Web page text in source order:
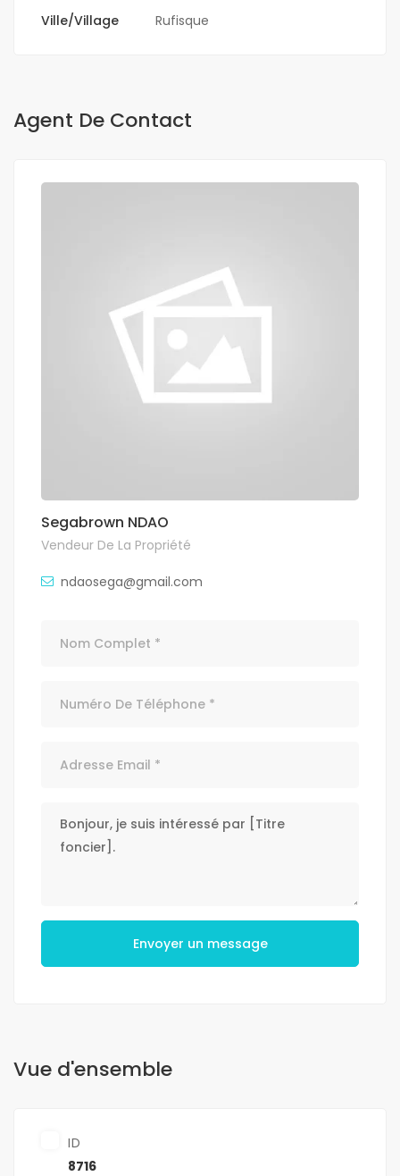
Ville/Village
Rufisque
Agent De Contact
Segabrown NDAO
Vendeur De La Propriété
ndaosega@gmail.com
Envoyer un message
Vue d'ensemble
ID
8716